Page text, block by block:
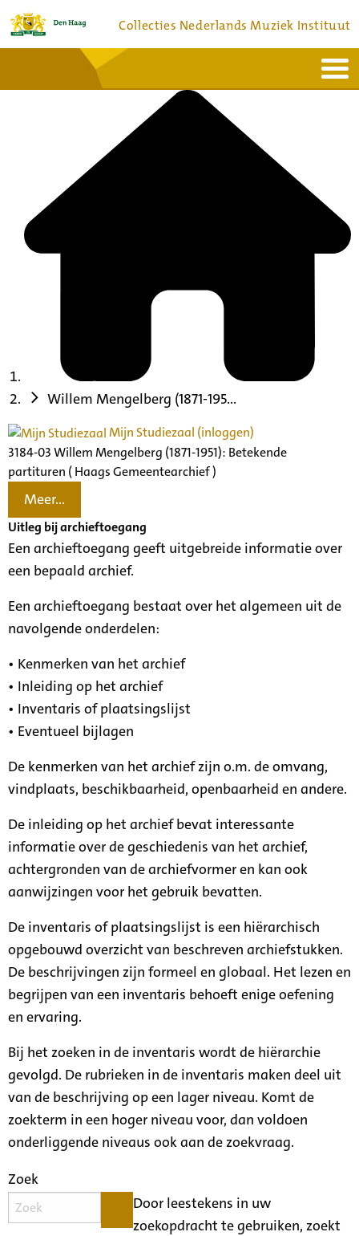
Collecties Nederlands Muziek Instituut
Bronnen en collecties
Willem Mengelberg (1871-195...
Mijn Studiezaal (inloggen)
3184-03 Willem Mengelberg (1871-1951): Betekende
partituren ( Haags Gemeentearchief )
Meer...
Uitleg bij archieftoegang
Een archieftoegang geeft uitgebreide informatie over
een bepaald archief.
Een archieftoegang bestaat over het algemeen uit de
navolgende onderdelen:
• Kenmerken van het archief
• Inleiding op het archief
• Inventaris of plaatsingslijst
• Eventueel bijlagen
De kenmerken van het archief zijn o.m. de omvang,
vindplaats, beschikbaarheid, openbaarheid en andere.
De inleiding op het archief bevat interessante
informatie over de geschiedenis van het archief,
achtergronden van de archiefvormer en kan ook
aanwijzingen voor het gebruik bevatten.
De inventaris of plaatsingslijst is een hiërarchisch
opgebouwd overzicht van beschreven archiefstukken.
De beschrijvingen zijn formeel en globaal. Het lezen en
begrijpen van een inventaris behoeft enige oefening
en ervaring.
Bij het zoeken in de inventaris wordt de hiërarchie
gevolgd. De rubrieken in de inventaris maken deel uit
van de beschrijving op een lager niveau. Komt de
zoekterm in een hoger niveau voor, dan voldoen
onderliggende niveaus ook aan de zoekvraag.
Zoek
Door leestekens in uw
zoekopdracht te gebruiken, zoekt